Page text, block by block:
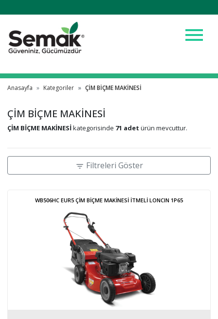
menu
Anasayfa Kategoriler ÇİM BİÇME MAKİNESİ
ÇİM BİÇME MAKİNESİ
ÇİM BİÇME MAKİNESİ kategorisinde 71 adet ürün mevcuttur.
filter_list Filtreleri Göster
WB506HC EUR5 ÇİM BİÇME MAKİNESİ İTMELİ LONCIN 1P65